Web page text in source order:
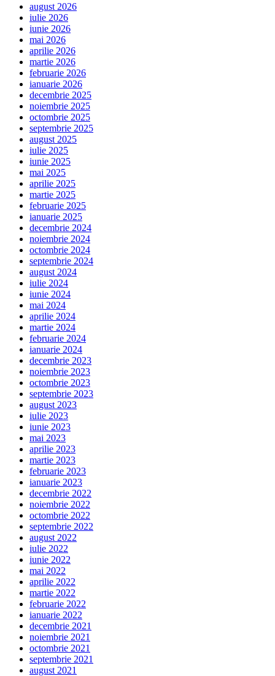
august 2026
iulie 2026
iunie 2026
mai 2026
aprilie 2026
martie 2026
februarie 2026
ianuarie 2026
decembrie 2025
noiembrie 2025
octombrie 2025
septembrie 2025
august 2025
iulie 2025
iunie 2025
mai 2025
aprilie 2025
martie 2025
februarie 2025
ianuarie 2025
decembrie 2024
noiembrie 2024
octombrie 2024
septembrie 2024
august 2024
iulie 2024
iunie 2024
mai 2024
aprilie 2024
martie 2024
februarie 2024
ianuarie 2024
decembrie 2023
noiembrie 2023
octombrie 2023
septembrie 2023
august 2023
iulie 2023
iunie 2023
mai 2023
aprilie 2023
martie 2023
februarie 2023
ianuarie 2023
decembrie 2022
noiembrie 2022
octombrie 2022
septembrie 2022
august 2022
iulie 2022
iunie 2022
mai 2022
aprilie 2022
martie 2022
februarie 2022
ianuarie 2022
decembrie 2021
noiembrie 2021
octombrie 2021
septembrie 2021
august 2021